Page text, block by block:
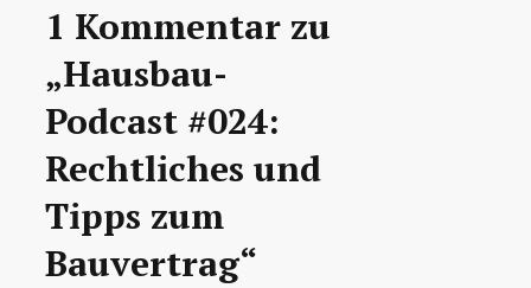
1 Kommentar zu
„Hausbau-
Podcast #024:
Rechtliches und
Tipps zum
Bauvertrag“